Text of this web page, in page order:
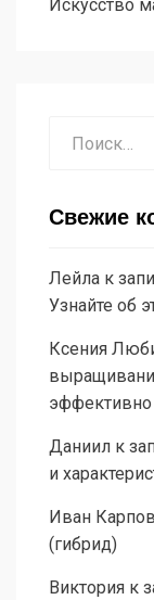
Искусство
Свежие
Лейла к
Узнайте об
Ксения
эффективно
Даниил к
и
Иван Карпов
(гибрид)
Виктория к